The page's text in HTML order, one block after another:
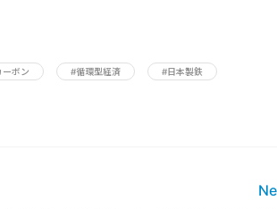
ーボン #循環型経済 #日本製鉄